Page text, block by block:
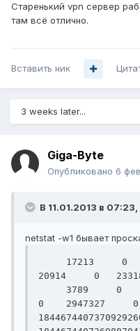
Старенький vpn сервер
там всё отлично.
Вставить ник
3 weeks later...
Giga-Byte
Опубликовано 6
В 11.01.2013 в
netstat -w1 бывает
20914     0
0    2947327     0